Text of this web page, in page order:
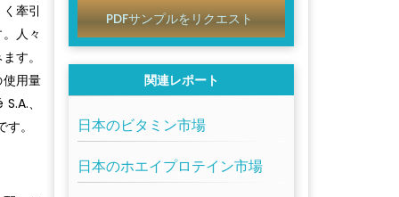
牽引
人々
す。
用量
、
。
PDFサンプルをリクエスト
関連レポート
日本のビタミン市場
日本のホエイプロテイン市場